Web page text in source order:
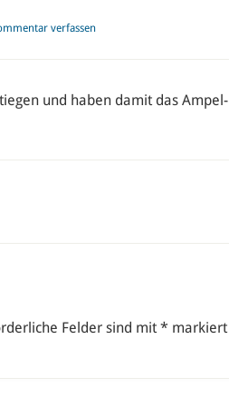
verfassen
und haben damit das Ampel-
Felder sind mit* markiert